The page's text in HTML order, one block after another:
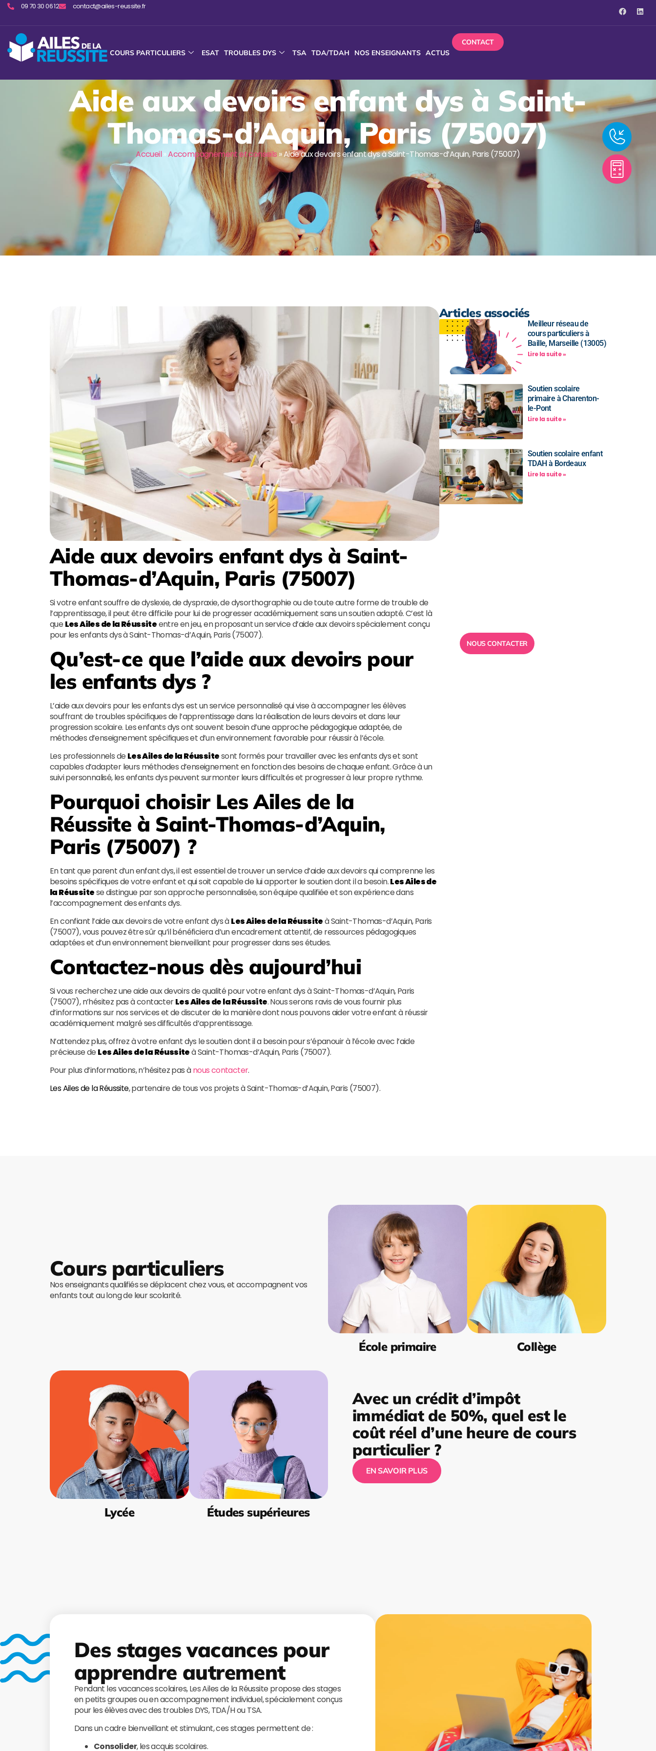
09 70 30 06 12 contact@ailes-reussite.fr
COURS PARTICULIERS ESAT TROUBLES DYS TSA TDA/TDAH NOS ENSEIGNANTS ACTUS
CONTACT
Aide aux devoirs enfant dys à Saint-
Thomas-d’Aquin, Paris (75007)
Accueil»Accompagnement et conseils »Aide aux devoirs enfant dys à Saint-Thomas-d’Aquin, Paris (75007)
Aide aux devoirs enfant dys à Saint-
Thomas-d’Aquin, Paris (75007)
Si votre enfant souffre de dyslexie, de dyspraxie, de dysorthographie ou de toute autre forme de trouble de
l’apprentissage, il peut être difficile pour lui de progresser académiquement sans un soutien adapté. C’est là
que Les Ailes de la Réussiteentre en jeu, en proposant un service d’aide aux devoirs spécialement conçu
pour les enfants dys à Saint-Thomas-d’Aquin, Paris (75007).
Qu’est-ce que l’aide aux devoirs pour
les enfants dys ?
L’aide aux devoirs pour les enfants dys est un service personnalisé qui vise à accompagner les élèves
souffrant de troubles spécifiques de l’apprentissage dans la réalisation de leurs devoirs et dans leur
progression scolaire. Les enfants dys ont souvent besoin d’une approche pédagogique adaptée, de
méthodes d’enseignement spécifiques et d’un environnement favorable pour réussir à l’école.
Les professionnels de Les Ailes de la Réussitesont formés pour travailler avec les enfants dys et sont
capables d’adapter leurs méthodes d’enseignement en fonction des besoins de chaque enfant. Grâce à un
suivi personnalisé, les enfants dys peuvent surmonter leurs difficultés et progresser à leur propre rythme.
Pourquoi choisir Les Ailes de la
Réussite à Saint-Thomas-d’Aquin,
Paris (75007) ?
En tant que parent d’un enfant dys, il est essentiel de trouver un service d’aide aux devoirs qui comprenne les
besoins spécifiques de votre enfant et qui soit capable de lui apporter le soutien dont il a besoin.Les Ailes de
la Réussitese distingue par son approche personnalisée, son équipe qualifiée et son expérience dans
l’accompagnement des enfants dys.
En confiant l’aide aux devoirs de votre enfant dys àLes Ailes de la Réussiteà Saint-Thomas-d’Aquin, Paris
(75007), vous pouvez être sûr qu’il bénéficiera d’un encadrement attentif, de ressources pédagogiques
adaptées et d’un environnement bienveillant pour progresser dans ses études.
Contactez-nous dès aujourd’hui
Si vous recherchez une aide aux devoirs de qualité pour votre enfant dys à Saint-Thomas-d’Aquin, Paris
(75007), n’hésitez pas à contacterLes Ailes de la Réussite. Nous serons ravis de vous fournir plus
d’informations sur nos services et de discuter de la manière dont nous pouvons aider votre enfant à réussir
académiquement malgré ses difficultés d’apprentissage.
N’attendez plus, offrez à votre enfant dys le soutien dont il a besoin pour s’épanouir à l’école avec l’aide
précieuse de Les Ailes de la Réussiteà Saint-Thomas-d’Aquin, Paris (75007).
Pour plus d’informations, n’hésitez pas ànous contacter.
Les Ailes de la Réussite, partenaire de tous vos projets à Saint-Thomas-d’Aquin, Paris (75007).
Articles associés
Meilleur réseau de
cours particuliers à
Baille, Marseille (13005)
Lire la suite »
Soutien scolaire
primaire à Charenton-
le-Pont
Lire la suite »
Soutien scolaire enfant
TDAH à Bordeaux
Lire la suite »
NOUS CONTACTER
Cours particuliers
Nos enseignants qualifiés se déplacent chez vous, et accompagnent vos
enfants tout au long de leur scolarité.
École primaire Collège
Lycée Études supérieures
Avec un crédit d’impôt
immédiat de 50%, quel est le
coût réel d’une heure de cours
particulier ?
EN SAVOIR PLUS
Des stages vacances pour
apprendre autrement
Pendant les vacances scolaires, Les Ailes de la Réussite propose des stages
en petits groupes ou en accompagnement individuel, spécialement conçus
pour les élèves avec des troubles DYS, TDA/H ou TSA.
Dans un cadre bienveillant et stimulant, ces stages permettent de :
Consolider, les acquis scolaires.